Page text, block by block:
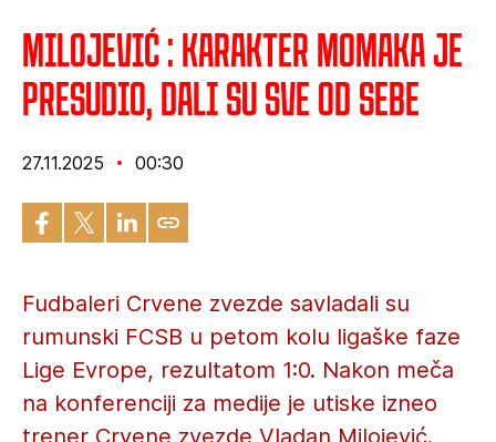
Milojević : Karakter momaka je
presudio, dali su sve od sebe
27.11.2025 00:30
Fudbaleri Crvene zvezde savladali su
rumunski FCSB u petom kolu ligaške faze
Lige Evrope, rezultatom 1:0. Nakon meča
na konferenciji za medije je utiske izneo
trener Crvene zvezde Vladan Milojević.